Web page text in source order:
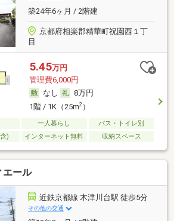
築24年6ヶ月 / 2階建
京都府相楽郡精華町祝園西１丁
目
5.45万円
管理費6,000円
なし
8万円
1階 / 1K（25m2）
一人暮らし
バス・トイレ別
)
インターネット無料 収納スペース
エール
近鉄京都線 木津川台駅 徒歩5分
その他の交通